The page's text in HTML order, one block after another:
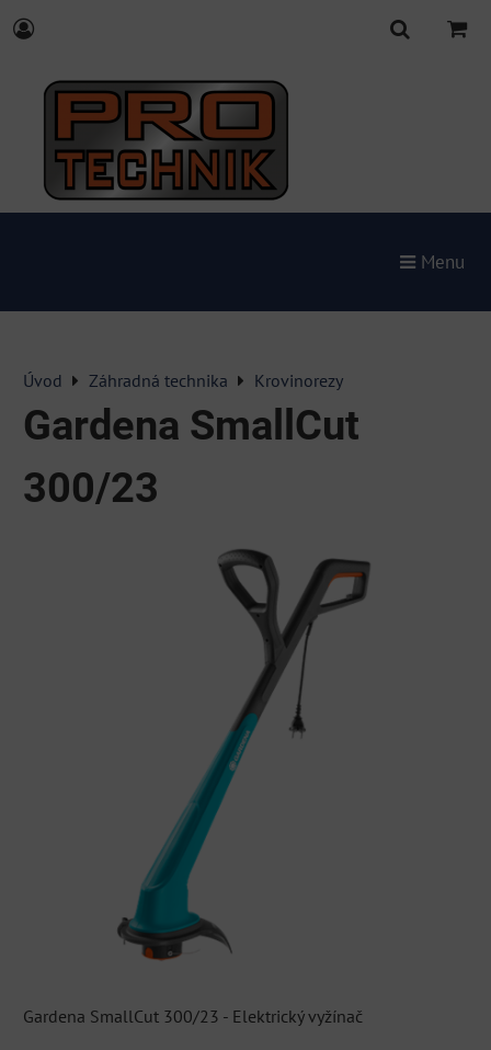
Menu
Úvod Záhradná technika Krovinorezy
Gardena SmallCut
300/23
Gardena SmallCut 300/23 - Elektrický vyžínač